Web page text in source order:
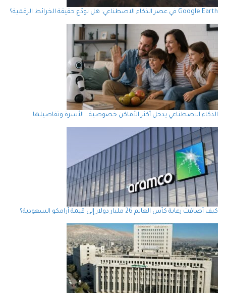
Google Earth في عصر الذكاء الاصطناعي: هل نودّع حقيقة الخرائط الرقمية؟
الذكاء الاصطناعي يدخل أكثر الأماكن خصوصية… الأسرة وتفاصيلها
كيف أضافت رعاية كأس العالم 26 مليار دولار إلى قيمة أرامكو السعودية؟